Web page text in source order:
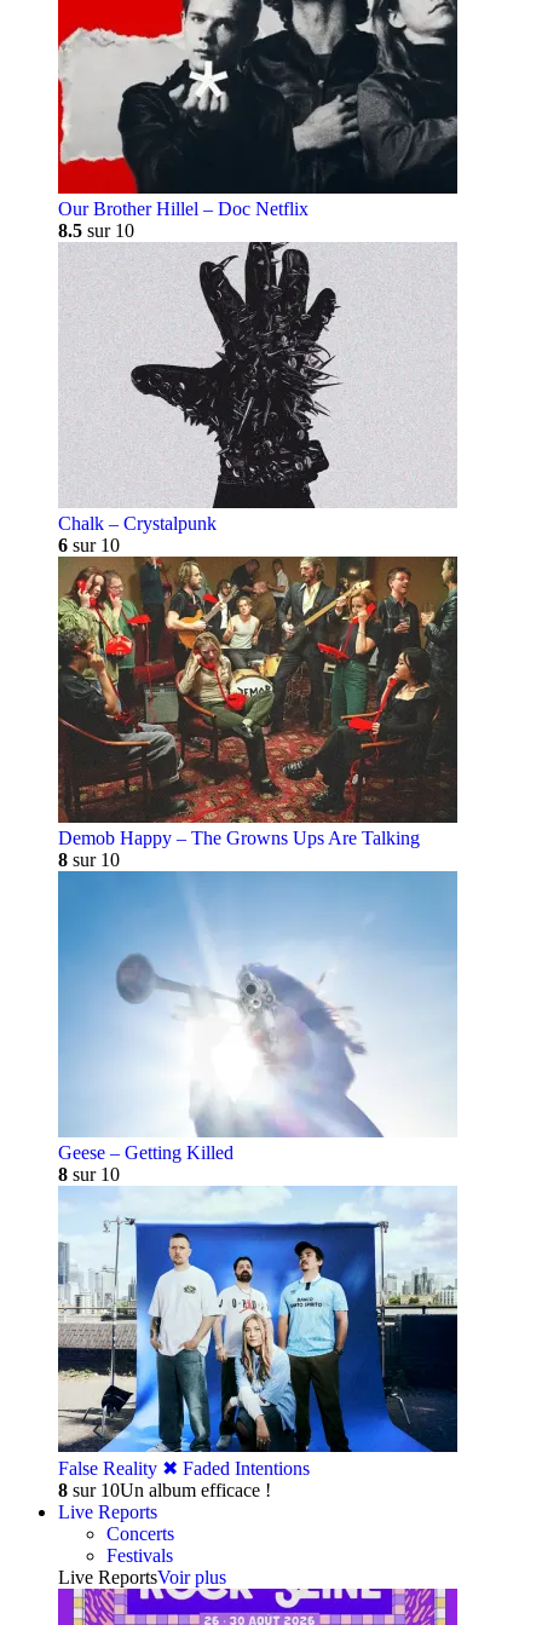
Our Brother Hillel – Doc Netflix
8.5 sur 10
Chalk – Crystalpunk
6 sur 10
Demob Happy – The Growns Ups Are Talking
8 sur 10
Geese – Getting Killed
8 sur 10
False Reality ✖︎ Faded Intentions
8 sur 10Un album efficace !
Live Reports
Concerts
Festivals
Live ReportsVoir plus